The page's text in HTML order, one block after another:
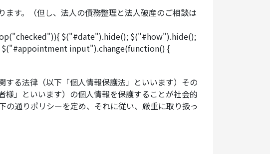
す。（但し、法人の債務整理と法人破産のご相談は
$("#date").hide(); $("#how").hide();
input").change(function() {
る法律（以下「個人情報保護法」といいます）その
」といいます）の個人情報を保護することが社会的
通りポリシーを定め、それに従い、厳重に取り扱っ